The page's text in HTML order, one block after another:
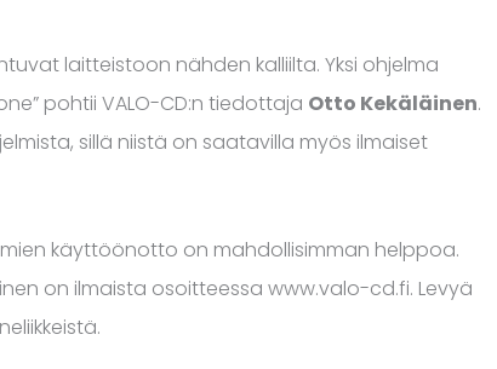
laitteistoon nähden kalliilta. Yksi ohjelma
pohtii VALO-CD:n tiedottaja Otto Kekäläinen.
sillä niistä on saatavilla myös ilmaiset
käyttöönotto on mahdollisimman helppoa.
on ilmaista osoitteessa www.valo-cd.fi. Levyä